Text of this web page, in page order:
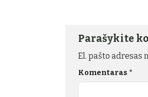
Parašykite
El. pašto adresas
Komentaras *